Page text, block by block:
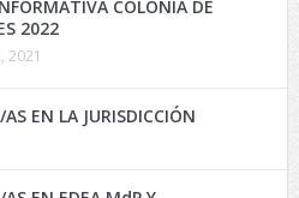
COLONIA DE
2022
2021
EN LA JURISDICCIÓN